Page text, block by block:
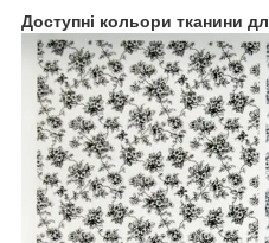
Доступні кольори тканини